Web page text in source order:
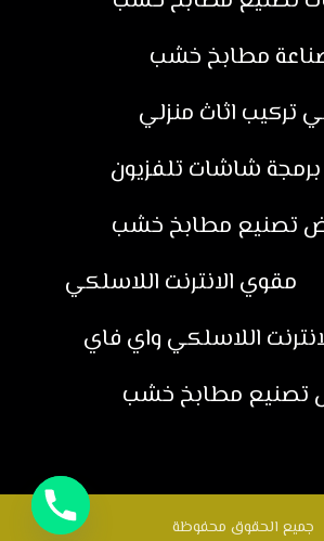
مطابخ خشب
تركيب اثاث منزلي
شاشات تلفزيون
تصنيع مطابخ خشب
مقوي الانترنت اللاسلكي
اللاسلكي واي فاي
تصنيع مطابخ خشب
جميع الحقوق محفوظة